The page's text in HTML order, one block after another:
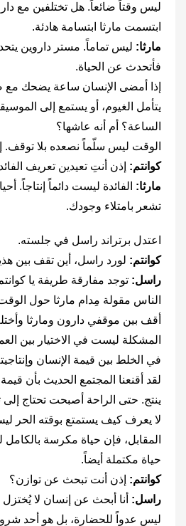
ليس وقتاً ضائعاً. هل تختلفين مع
ابتسمت مارثا ابتسامة هادئة.
مارثا: ليس تماماً. مستر داروين
فأتحدث عن الحياة.
إذا أمضى الإنسان ساعة يضحك مع
يتأمل الغيوم، أو يستمع إلى
الساعة؟ أم أنه عاشها؟
الوقت ليس سلّماً نصعده بلا توقف.
كوانتم: إذن أنتِ تعيدين تعريف
مارثا: الفائدة ليست دائماً إنتاجاً.
تشعر بامتلاء وجودك.
اعتدل برتراند راسل في جلسته.
كوانتم: لورد راسل، أين تقف بين
راسل: توجد مفارقة طريفة يا
الناس مقولة مِدام مارثا حول
أقف بين موقفي دارون ومارثا
المشكلة ليست في الاختيار بين
في الخلط بين قيمة الإنسان
لقد أقنعنا المجتمع الحديث بأن
ينتج. حتى الراحة أصبحت تحتاج إلى
لا يعرف كيف يستمتع بوقته الحر
المقابل، فإن حياة مكرسة بالكامل
حياة مكتملة أيضاً.
كوانتم: إذن أنت تبحث عن توازن؟
راسل: أنا أبحث عن إنسان لا يُختزل
ليس عدواً للحضارة، بل هو أحد